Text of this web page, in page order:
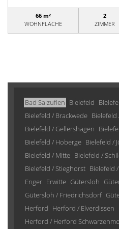
66 m²
WOHNFLÄCHE
2
ZIMMER
Bad Salzuflen Bielefeld
Bielefeld / Brackwede
Bielefeld / Gellershagen
Bielefeld / Hoberge Bielefeld /
Bielefeld / Mitte Bielefeld /
Bielefeld / Stieghorst Bielefeld
Enger Erwitte Gütersloh
Gütersloh / Friedrichsdorf
Herford Herford / Elverdissen
Herford / Herford